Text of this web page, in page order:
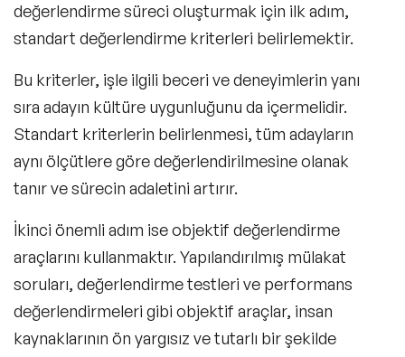
değerlendirme süreci oluşturmak için ilk adım,
standart değerlendirme kriterleri belirlemektir.
Bu kriterler, işle ilgili beceri ve deneyimlerin yanı
sıra adayın kültüre uygunluğunu da içermelidir.
Standart kriterlerin belirlenmesi, tüm adayların
aynı ölçütlere göre değerlendirilmesine olanak
tanır ve sürecin adaletini artırır.
İkinci önemli adım ise objektif değerlendirme
araçlarını kullanmaktır. Yapılandırılmış mülakat
soruları, değerlendirme testleri ve performans
değerlendirmeleri gibi objektif araçlar, insan
kaynaklarının ön yargısız ve tutarlı bir şekilde